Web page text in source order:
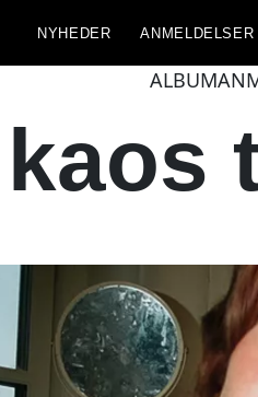
NYHEDER ANMELDELSER